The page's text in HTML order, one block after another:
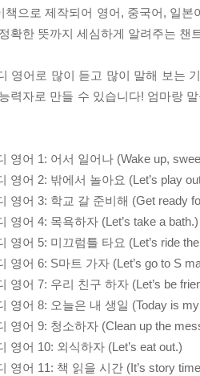
책으로 제작되어 영어, 중국어, 일
확한 뜻까지 세심하게 알려주는 챈
영어로 많이 듣고 많이 말해 보는
력자로 만들 수 있습니다! 엄마랑
영어 1: 어서 일어나 (Wake up,
영어 2: 밖에서 놀아요 (Let’s play
영어 3: 학교 갈 준비해 (Get ready
영어 4: 목욕하자 (Let’s take a bath.)
영어 5: 미끄럼틀 타요 (Let’s ride
영어 6: S마트 가자 (Let’s go to S
영어 7: 우리 친구 하자 (Let’s be
영어 8: 오늘은 내 생일 (Today is
영어 9: 청소하자 (Clean up the
영어 10: 외식하자 (Let’s eat out.)
영어 11: 책 읽을 시간 (It’s story